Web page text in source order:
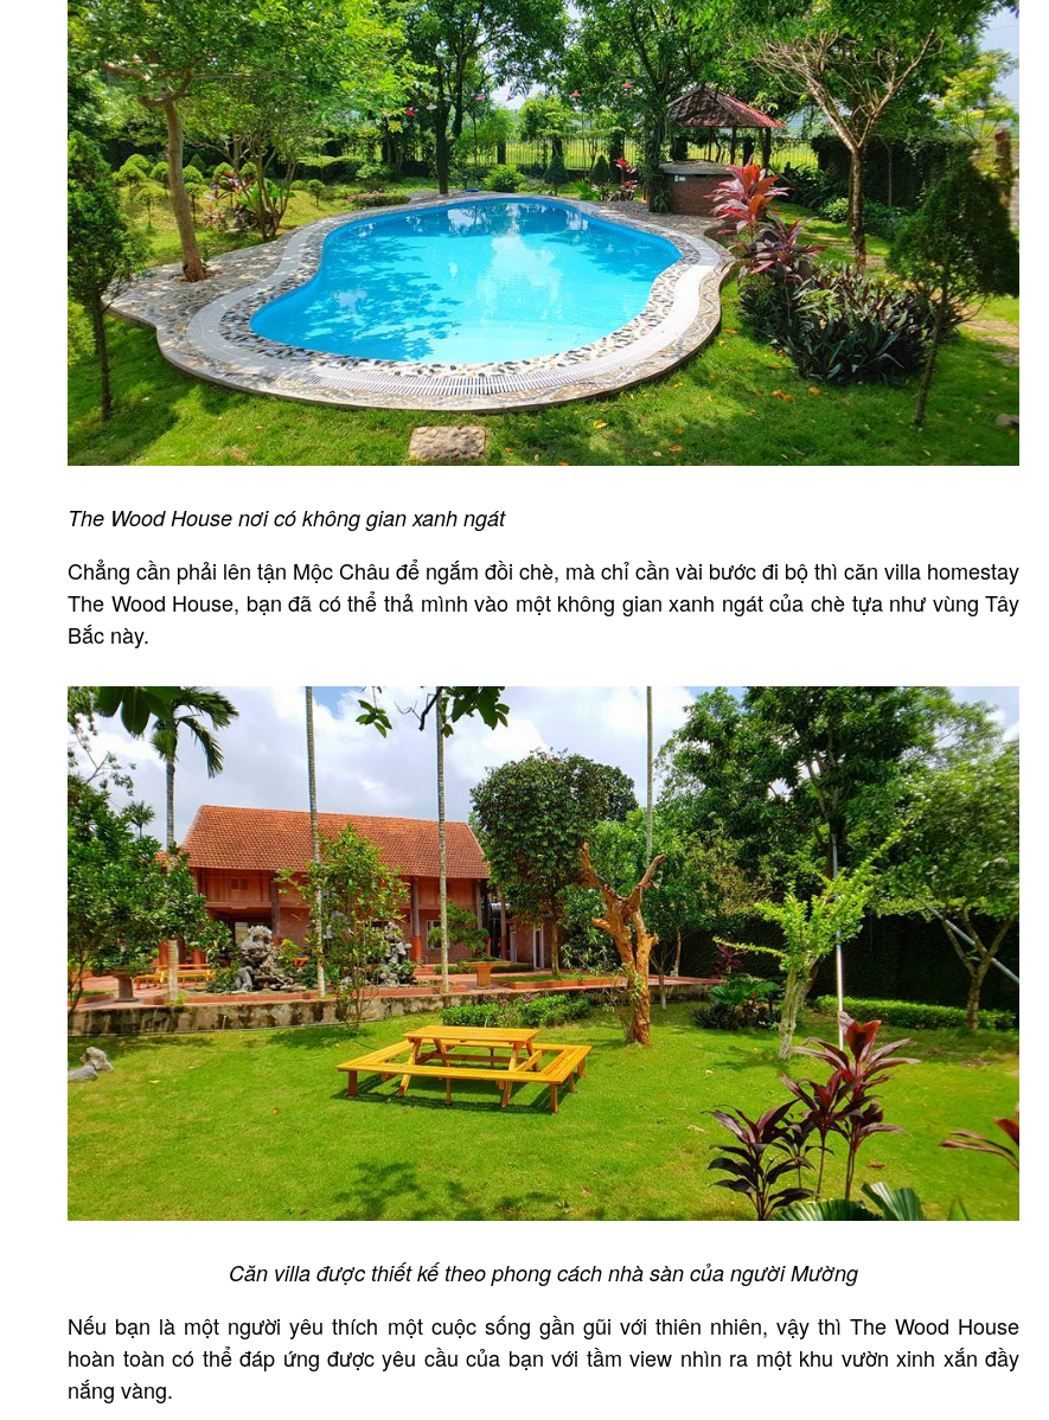
The Wood House nơi có không gian xanh ngát
Chẳng cần phải lên tận Mộc Châu để ngắm đồi chè, mà chỉ cần vài bước đi bộ thì căn villa homestay
The Wood House, bạn đã có thể thả mình vào một không gian xanh ngát của chè tựa như vùng Tây
Bắc này.
Căn villa được thiết kế theo phong cách nhà sàn của người Mường
Nếu bạn là một người yêu thích một cuộc sống gần gũi với thiên nhiên, vậy thì The Wood House
hoàn toàn có thể đáp ứng được yêu cầu của bạn với tầm view nhìn ra một khu vườn xinh xắn đầy
nắng vàng.